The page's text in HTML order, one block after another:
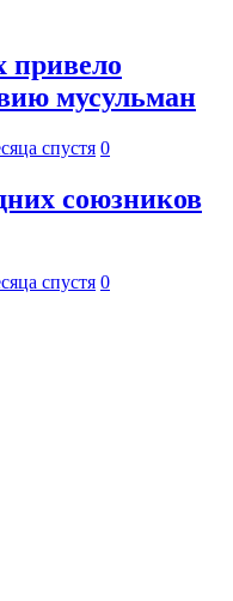
привело
мусульман
спустя 0
союзников
спустя 0